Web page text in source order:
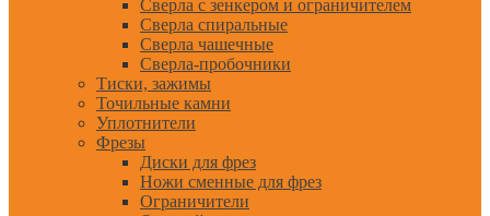
Сверла с зенкером и ограничителем
Сверла спиральные
Сверла чашечные
Сверла-пробочники
Тиски, зажимы
Точильные камни
Уплотнители
Фрезы
Диски для фрез
Ножи сменные для фрез
Ограничители